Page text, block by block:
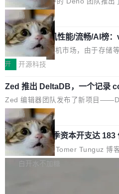
合。方案缺了、配置冲突了、全
哪些组合有效，作者说，你得靠"文
者部落知识"。 换个写法。Rust 的
变体：Switchable...
re OS，一个带连接器的聊天机器人
有科技公司做的一样。只不过，实
样。这是 Sandstorm.io 的重制版，
那个创业公司。不同的是，这次它
lare Workers 上——我花了九年时
——并且深度集成了 AI。这基本上
计划的顶峰。 十年前，Ken...
目 Celld，一个能在自己机器上运
Workers 和 Durable Objects 的守
计思路很直接：每个对象是一个独
数据库，按名称寻址，复制到你自
存储库里。节点之间只通过这个存
个小型数据库，应用天然按分片构
库的竞争和爆炸半径问题在设计层
了。 闲置的 cell 会休眠到几乎不占
l 迁移或唤醒时，新宿主从 S3 恢复
库继续执行。存储库是持久化的唯
局
鲁大师7月新机性能/流畅/AI榜
性能、流畅双第一，三星
新折叠缺席
2026年7月的手机市场，由于存储
增，手机厂商的日子也不好过啊，
高价的三星折叠（三星Galaxy Z
Fold8 / Z Flip8）外，其余要么是中
例如iQOO Z11i、REDMI Note 17
te 17 Pro、OPPO K15，要么是
样的次旗舰。 Galaxy Z Fold8
Z Flip8三款折叠屏新机均在7月22
部搭载骁龙8 Elite Gen5 for
开 开源科技
Zed 推出 DeltaDB，一个记录
之间所有操作的版本控制系统
Zed 编辑器团队发布了新项目
个在 git commit 之间记录每一次编
本控制系统。目前处于 Early
ltaDB 的核心思路直接写在 landing
眼的位置：「Software is made
mits」——软件是在 commit 之间
局
SpaceXAI 单季资本开支达 183
根据风险投资人Tomer Tunguz 博
析）披露的最新分析与第二季度业
白开水不加糖